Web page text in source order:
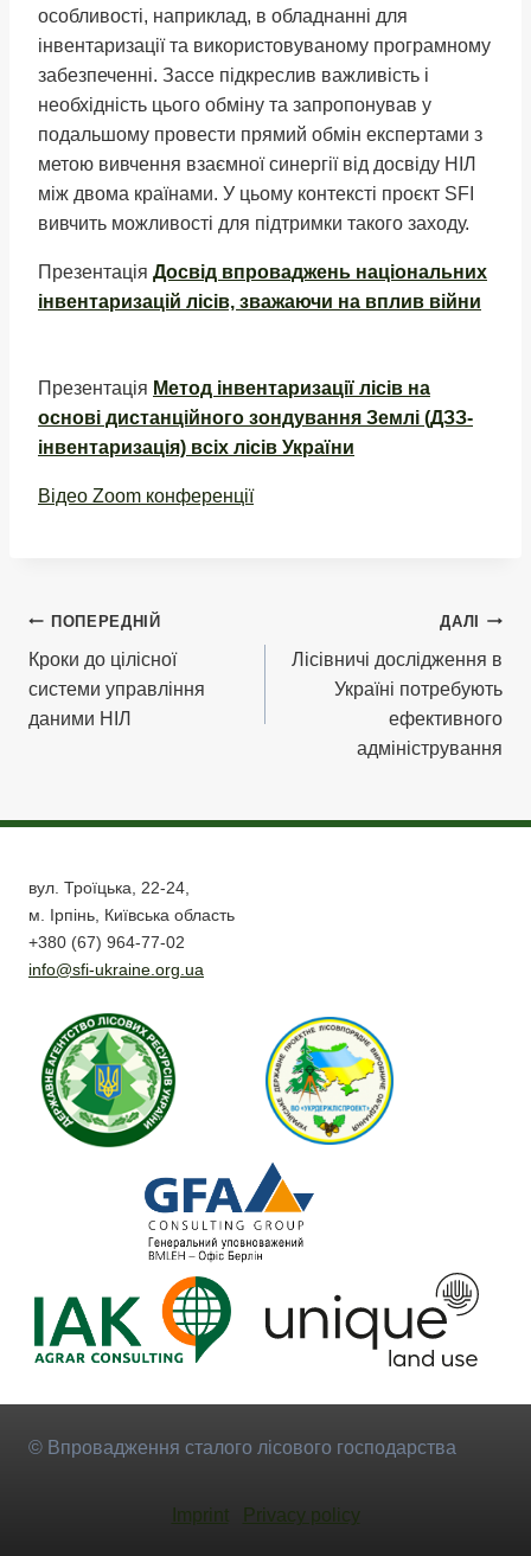
особливості, наприклад, в обладнанні для
інвентаризації та використовуваному програмному
забезпеченні. Зассе підкреслив важливість і
необхідність цього обміну та запропонував у
подальшому провести прямий обмін експертами з
метою вивчення взаємної синергії від досвіду НІЛ
між двома країнами. У цьому контексті проєкт SFI
вивчить можливості для підтримки такого заходу.
Презентація Досвід впроваджень національних
інвентаризацій лісів, зважаючи на вплив війни
Презентація Метод інвентаризації лісів на
основі дистанційного зондування Землі (ДЗЗ-
інвентаризація) всіх лісів України
Відео Zoom конференції
Навігація
записів
ПОПЕРЕДНІЙ
Кроки до цілісної
системи управління
даними НІЛ
ДАЛІ
Лісівничі дослідження в
Україні потребують
ефективного
адміністрування
вул. Троїцька, 22-24,
м. Ірпінь, Київська область
+380 (67) 964-77-02
info@sfi-ukraine.org.ua
© Впровадження сталого лісового господарства
Imprint Privacy policy